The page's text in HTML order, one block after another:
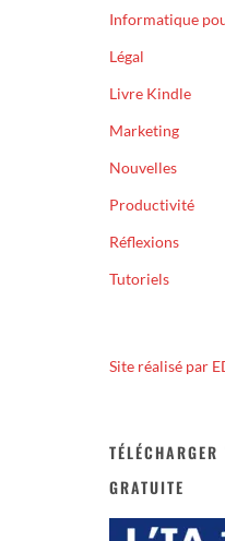
Informatique
Légal
Livre Kindle
Marketing
Nouvelles
Productivité
Réflexions
Tutoriels
Site réalisé par
GRATUITE